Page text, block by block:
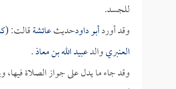
للجسد.
وقد أوردأبو داودحديثعائشةقالت: (
العنبريوالدعبيد الله بن معاذ.
وقد جاء ما يدل على جواز الصلاة فيها،